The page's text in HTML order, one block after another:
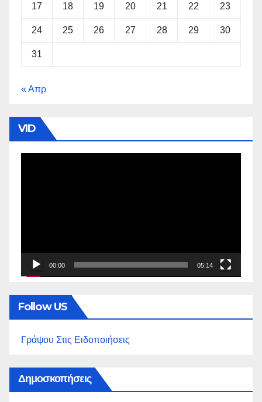
17 18 19 20 21 22 23
24 25 26 27 28 29 30
31
« Απρ
VID
00:00 05:14
Follow US
Γράψου Στις Ειδοποιήσεις
Δημοσκοπήσεις